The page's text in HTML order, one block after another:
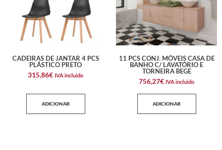
CADEIRAS DE JANTAR 4 PCS
PLÁSTICO PRETO
315,86€ IVA incluido
ADICIONAR
11 PCS CONJ. MÓVEIS CASA DE
BANHO C/ LAVATÓRIO E
TORNEIRA BEGE
756,27€ IVA incluido
ADICIONAR